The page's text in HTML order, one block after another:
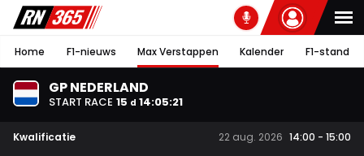
Home F1-nieuws Max Verstappen Kalender F1-stand
GP NEDERLAND
START RACE 15 d 14:05:20
Kwalificatie 22 aug. 2026 14:00 - 15:00